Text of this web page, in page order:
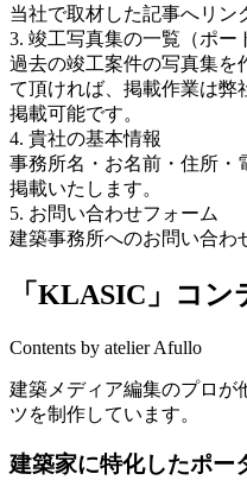
当社で取材した記事へリン
3. 竣工写真集の一覧（ポー
過去の竣工案件の写真集を
て頂ければ、掲載作業は弊
掲載可能です。
4. 貴社の基本情報
事務所名・お名前・住所・
掲載いたします。
5. お問い合わせフォーム
建築事務所へのお問い合わ
「KLASIC」コ
Contents by atelier Afullo
建築メディア編集のプロが
ツを制作しています。
建築家に特化したポー